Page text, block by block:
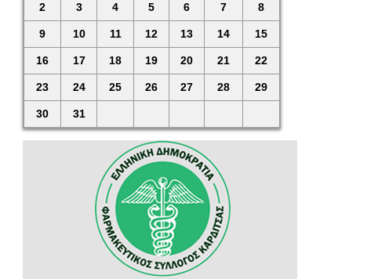
2 3 4 5 6 7 8
9 10 11 12 13 14 15
16 17 18 19 20 21 22
23 24 25 26 27 28 29
30 31